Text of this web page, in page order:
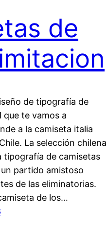
de
de tipografía de
que te vamos a
a la camiseta italia
La selección chilena
tipografía de camisetas
partido amistoso
de las eliminatorias.
de los…